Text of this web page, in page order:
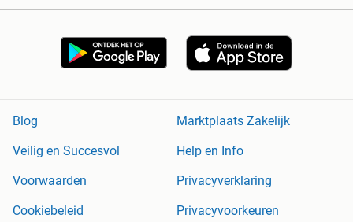
Blog
Marktplaats Zakelijk
Veilig en Succesvol
Help en Info
Voorwaarden
Privacyverklaring
Cookiebeleid
Privacyvoorkeuren